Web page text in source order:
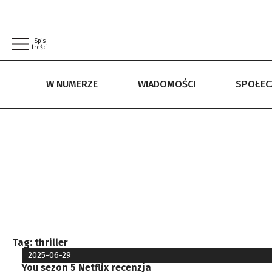
Spis
treści
W NUMERZE WIADOMOŚCI
W NUMERZE WIADOMOŚCI SPOŁECZEŃSTWO
Tag: thriller
2025-06-29
You sezon 5 Netflix recenzja